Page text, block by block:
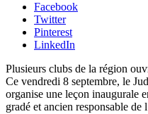
Facebook
Twitter
Pinterest
LinkedIn
Plusieurs clubs de la région
Ce vendredi 8 septembre, le
organise une leçon inaugurale
gradé et ancien responsable de